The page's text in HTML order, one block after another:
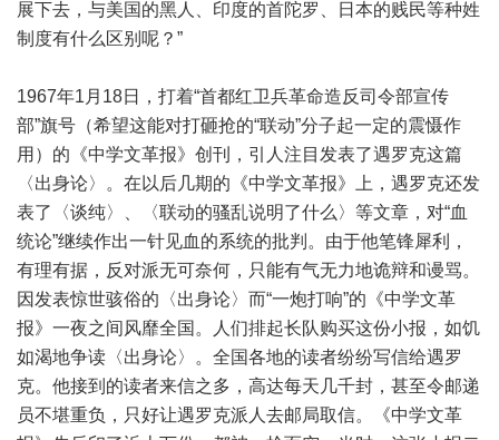
展下去，与美国的黑人、印度的首陀罗、日本的贱民等种姓
制度有什么区别呢？”
1967年1月18日，打着“首都红卫兵革命造反司令部宣传
部”旗号（希望这能对打砸抢的“联动”分子起一定的震慑作
用）的《中学文革报》创刊，引人注目发表了遇罗克这篇
〈出身论〉。在以后几期的《中学文革报》上，遇罗克还发
表了〈谈纯〉、〈联动的骚乱说明了什么〉等文章，对“血
统论”继续作出一针见血的系统的批判。由于他笔锋犀利，
有理有据，反对派无可奈何，只能有气无力地诡辩和谩骂。
因发表惊世骇俗的〈出身论〉而“一炮打响”的《中学文革
报》一夜之间风靡全国。人们排起长队购买这份小报，如饥
如渴地争读〈出身论〉。全国各地的读者纷纷写信给遇罗
克。他接到的读者来信之多，高达每天几千封，甚至令邮递
员不堪重负，只好让遇罗克派人去邮局取信。《中学文革